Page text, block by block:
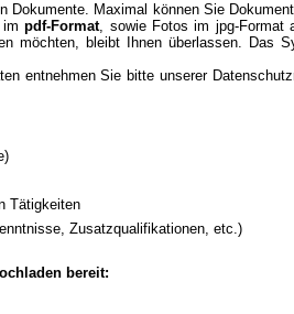
Dokumente. Maximal können Sie
impdf-Format, sowie Fotos im jpg-Format
möchten, bleibt Ihnen überlassen. Das
entnehmen Sie bitte unserer
Tätigkeiten
Zusatzqualifikationen, etc.)
bereit: